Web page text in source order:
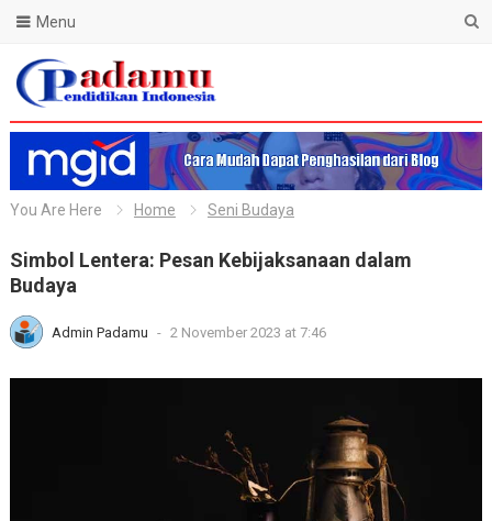
Blog Padamu
Menu
You Are Here Home Seni Budaya
Simbol Lentera: Pesan Kebijaksanaan dalam
Budaya
Admin Padamu - 2 November 2023 at 7:46